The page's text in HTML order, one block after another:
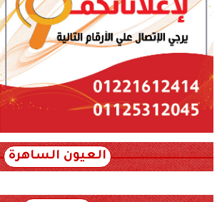
العيون الساهرة